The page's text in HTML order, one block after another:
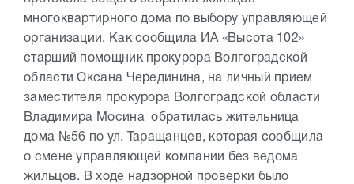
многоквартирного дома по выбору управляющей
организации. Как сообщила ИА «Высота 102»
старший помощник прокурора Волгоградской
области Оксана Черединина, на личный прием
заместителя прокурора Волгоградской области
Владимира Мосина обратилась жительница
дома №56 по ул. Таращанцев, которая сообщила
о смене управляющей компании без ведома
жильцов. В ходе надзорной проверки было